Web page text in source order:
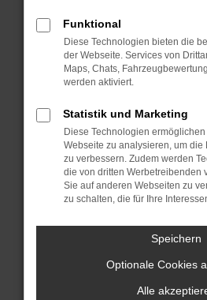
Das kann manchmal helfen,
Probleme zu beheben.
Stelle sicher, dass dein
Betriebssystem auf dem
Sicherheitsrisiko, sondern
dass bestimmte Funktionen
unterstützt werden.
Wende dich an den
Wenn du alle oben
hast, kontaktiere uns bitte.
das Problem zu beheben.
Text schicken, um uns bei
unterstützen:
Funktional
Diese Technologien bieten die
der Webseite. Services von
Maps, Chats,
werden aktiviert.
Statistik und Marketing
Diese Technologien
Webseite zu analysieren, um die
zu verbessern. Zudem werden
die von dritten Werbetreibenden
Sie auf anderen Webseiten zu
zu schalten, die für Ihre
Speichern
Optionale Cookies
Alle